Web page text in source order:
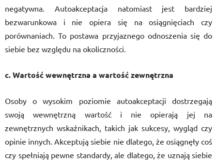
negatywna. Autoakceptacja natomiast jest bardziej
bezwarunkowa i nie opiera się na osiągnięciach czy
porównaniach. To postawa przyjaznego odnoszenia się do
siebie bez względu na okoliczności.
c. Wartość wewnętrzna a wartość zewnętrzna
Osoby o wysokim poziomie autoakceptacji dostrzegają
swoją wewnętrzną wartość i nie opierają jej na
zewnętrznych wskaźnikach, takich jak sukcesy, wygląd czy
opinie innych. Akceptują siebie nie dlatego, że osiągnęły coś
czy spełniają pewne standardy, ale dlatego, że uznają siebie